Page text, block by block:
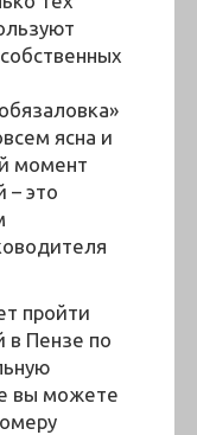
ясна и
момент
– это
пройти
в Пензе по
вы можете